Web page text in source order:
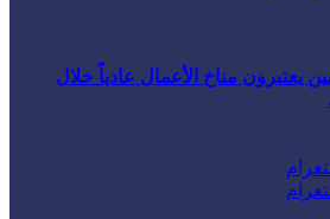
يعتبرون مناخ الأعمال عادياً خلال